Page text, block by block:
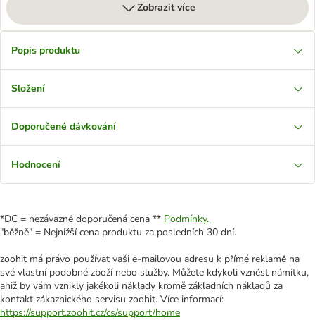
Zobrazit více
Popis produktu
Složení
Doporučené dávkování
Hodnocení
*DC = nezávazně doporučená cena ** Podmínky.
"běžně" = Nejnižší cena produktu za posledních 30 dní.
zoohit má právo používat vaši e-mailovou adresu k přímé reklamě na
své vlastní podobné zboží nebo služby. Můžete kdykoli vznést námitku,
aniž by vám vznikly jakékoli náklady kromě základních nákladů za
kontakt zákaznického servisu zoohit. Více informací:
https://support.zoohit.cz/cs/support/home